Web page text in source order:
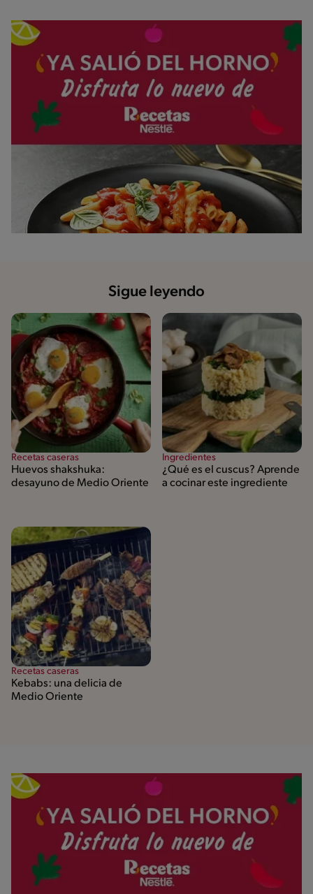
Sigue leyendo
Recetas caseras
Huevos shakshuka:
desayuno de Medio Oriente
Ingredientes
¿Qué es el cuscus? Aprende
a cocinar este ingrediente
Recetas caseras
Kebabs: una delicia de
Medio Oriente